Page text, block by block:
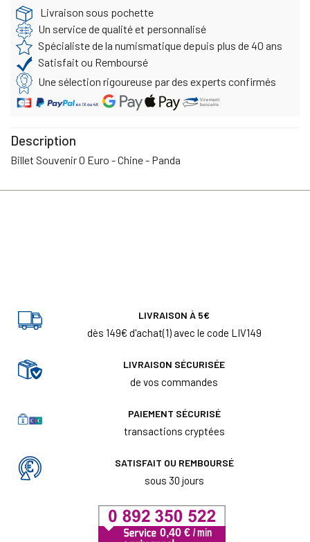
Livraison sous pochette
Un service de qualité et personnalisé
Spécialiste de la numismatique depuis plus de 40 ans
Satisfait ou Remboursé
Une sélection rigoureuse par des experts confirmés
Description
Billet Souvenir 0 Euro - Chine - Panda
LIVRAISON À 5€
dès 149€ d'achat(1) avec le code LIV149
LIVRAISON SÉCURISÉE
de vos commandes
PAIEMENT SÉCURISÉ
transactions cryptées
SATISFAIT OU REMBOURSÉ
sous 30 jours